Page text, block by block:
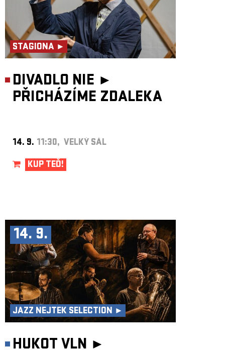
STAGIONA ►
DIVADLO NIE ►
PŘICHÁZÍME ZDALEKA
14. 9. 11:30, VELKÝ SÁL
KUP TEĎ!
14. 9.
JAZZ NEJTEK SELECTION ►
HUKOT VLN ►